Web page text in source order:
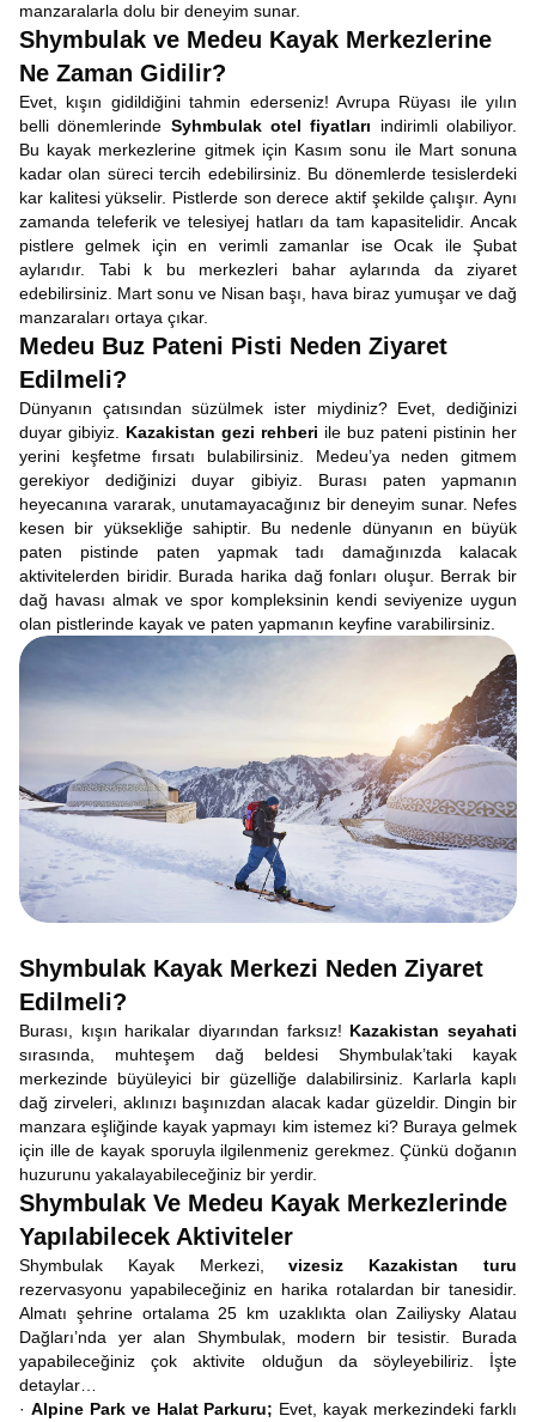
manzaralarla dolu bir deneyim sunar.
Shymbulak ve Medeu Kayak Merkezlerine
Ne Zaman Gidilir?
Evet, kışın gidildiğini tahmin ederseniz! Avrupa Rüyası ile yılın
belli dönemlerinde Syhmbulak otel fiyatları indirimli olabiliyor.
Bu kayak merkezlerine gitmek için Kasım sonu ile Mart sonuna
kadar olan süreci tercih edebilirsiniz. Bu dönemlerde tesislerdeki
kar kalitesi yükselir. Pistlerde son derece aktif şekilde çalışır. Aynı
zamanda teleferik ve telesiyej hatları da tam kapasitelidir. Ancak
pistlere gelmek için en verimli zamanlar ise Ocak ile Şubat
aylarıdır. Tabi k bu merkezleri bahar aylarında da ziyaret
edebilirsiniz. Mart sonu ve Nisan başı, hava biraz yumuşar ve dağ
manzaraları ortaya çıkar.
Medeu Buz Pateni Pisti Neden Ziyaret
Edilmeli?
Dünyanın çatısından süzülmek ister miydiniz? Evet, dediğinizi
duyar gibiyiz. Kazakistan gezi rehberi ile buz pateni pistinin her
yerini keşfetme fırsatı bulabilirsiniz. Medeu’ya neden gitmem
gerekiyor dediğinizi duyar gibiyiz. Burası paten yapmanın
heyecanına vararak, unutamayacağınız bir deneyim sunar. Nefes
kesen bir yüksekliğe sahiptir. Bu nedenle dünyanın en büyük
paten pistinde paten yapmak tadı damağınızda kalacak
aktivitelerden biridir. Burada harika dağ fonları oluşur. Berrak bir
dağ havası almak ve spor kompleksinin kendi seviyenize uygun
olan pistlerinde kayak ve paten yapmanın keyfine varabilirsiniz.
Shymbulak Kayak Merkezi Neden Ziyaret
Edilmeli?
Burası, kışın harikalar diyarından farksız! Kazakistan seyahati
sırasında, muhteşem dağ beldesi Shymbulak’taki kayak
merkezinde büyüleyici bir güzelliğe dalabilirsiniz. Karlarla kaplı
dağ zirveleri, aklınızı başınızdan alacak kadar güzeldir. Dingin bir
manzara eşliğinde kayak yapmayı kim istemez ki? Buraya gelmek
için ille de kayak sporuyla ilgilenmeniz gerekmez. Çünkü doğanın
huzurunu yakalayabileceğiniz bir yerdir.
Shymbulak Ve Medeu Kayak Merkezlerinde
Yapılabilecek Aktiviteler
Shymbulak Kayak Merkezi,vizesiz Kazakistan turu
rezervasyonu yapabileceğiniz en harika rotalardan bir tanesidir.
Almatı şehrine ortalama 25 km uzaklıkta olan Zailiysky Alatau
Dağları’nda yer alan Shymbulak, modern bir tesistir. Burada
yapabileceğiniz çok aktivite olduğun da söyleyebiliriz. İşte
detaylar…
· Alpine Park ve Halat Parkuru; Evet, kayak merkezindeki farklı